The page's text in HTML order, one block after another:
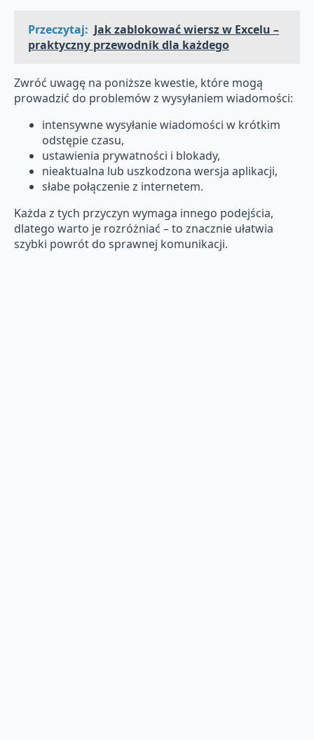
Przeczytaj: Jak zablokować wiersz w Excelu –
praktyczny przewodnik dla każdego
Zwróć uwagę na poniższe kwestie, które mogą
prowadzić do problemów z wysyłaniem wiadomości:
intensywne wysyłanie wiadomości w krótkim
odstępie czasu,
ustawienia prywatności i blokady,
nieaktualna lub uszkodzona wersja aplikacji,
słabe połączenie z internetem.
Każda z tych przyczyn wymaga innego podejścia,
dlatego warto je rozróżniać – to znacznie ułatwia
szybki powrót do sprawnej komunikacji.